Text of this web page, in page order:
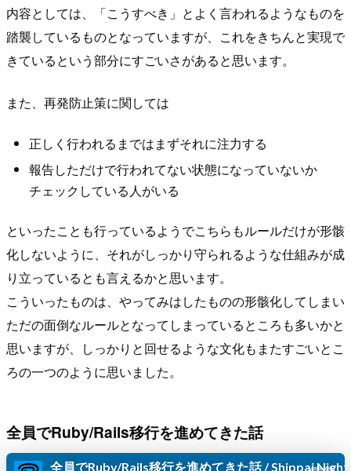
内容としては、「こうすべき」とよく言われるようなものを
踏襲しているものとなっていますが、これをきちんと実現で
きているという部分にすごいさがあると思います。
また、再発防止策に関しては
正しく行われるまではまずそれに注力する
報告しただけで行われてない状態になっていないか
チェックしている人がいる
といったことも行っているようでこちらもルールだけが形骸
化しないように、それがしっかり守られるような仕組みが成
り立っているとも言えるかと思います。
こういったものは、やってみはしたものの形骸化してしまい
ただの面倒なルールとなってしまっているところも多いかと
思いますが、しっかりと回せるような文化もまたすごいとこ
ろの一つのように思いました。
全員でRuby/Rails移行を進めてきた話